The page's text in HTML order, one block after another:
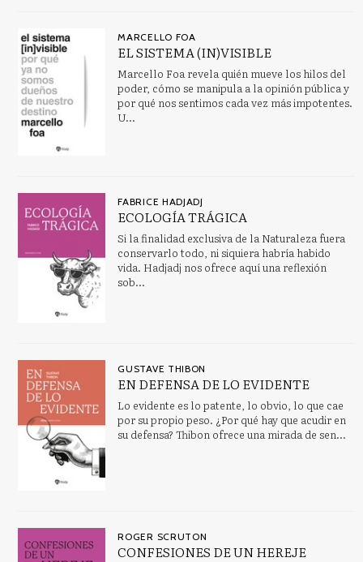
Pensamiento Actual
Religión. Fuera de Colección
CATÁLOGOS PDF
MARCELLO FOA
EL SISTEMA (IN)VISIBLE
Marcello Foa revela quién mueve los hilos del
poder, cómo se manipula a la opinión pública y
por qué nos sentimos cada vez más impotentes.
U...
FABRICE HADJADJ
ECOLOGÍA TRÁGICA
Si la finalidad exclusiva de la Naturaleza fuera
conservarlo todo, ni siquiera habría habido
vida. Hadjadj nos ofrece aquí una reflexión
sob...
GUSTAVE THIBON
EN DEFENSA DE LO EVIDENTE
Lo evidente es lo patente, lo obvio, lo que cae
por su propio peso. ¿Por qué hay que acudir en
su defensa? Thibon ofrece una mirada de sen...
ROGER SCRUTON
CONFESIONES DE UN HEREJE